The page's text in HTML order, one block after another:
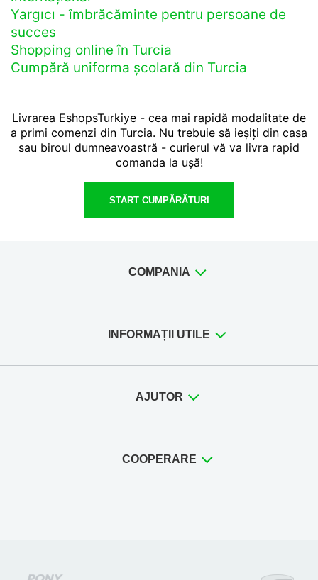
Yargıcı - îmbrăcăminte pentru persoane de
succes
Shopping online în Turcia
Cumpără uniforma școlară din Turcia
Livrarea EshopsTurkiye - cea mai rapidă modalitate de
a primi comenzi din Turcia. Nu trebuie să ieșiți din casa
sau biroul dumneavoastră - curierul vă va livra rapid
comanda la ușă!
START CUMPĂRĂTURI
COMPANIA
INFORMAȚII UTILE
AJUTOR
COOPERARE